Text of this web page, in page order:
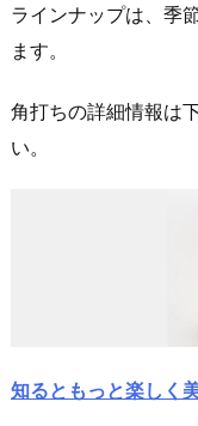
ラインナップは、季
ます。
角打ちの詳細情報は
い。
知るともっと楽しく